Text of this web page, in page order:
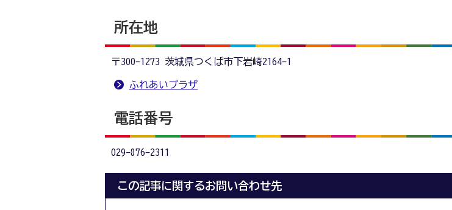
所在地
〒300-1273 茨城県つくば市下岩崎2164-1
ふれあいプラザ
電話番号
029-876-2311
この記事に関するお問い合わせ先